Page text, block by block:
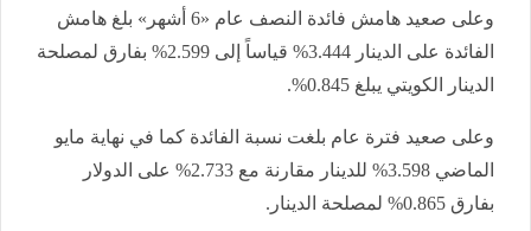
وعلى صعيد هامش فائدة النصف عام «6 أشهر» بلغ هامش
الفائدة على الدينار 3.444% قياساً إلى 2.599% بفارق لمصلحة
الدينار الكويتي يبلغ 0.845%.
وعلى صعيد فترة عام بلغت نسبة الفائدة كما في نهاية مايو
الماضي 3.598% للدينار مقارنة مع 2.733% على الدولار
بفارق 0.865% لمصلحة الدينار.